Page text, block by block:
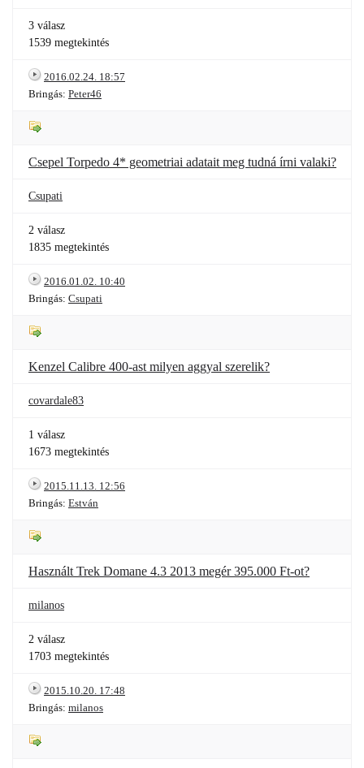
3 válasz
1539 megtekintés
2016.02.24. 18:57
Bringás: Peter46
Csepel Torpedo 4* geometriai adatait meg tudná írni valaki?
Csupati
2 válasz
1835 megtekintés
2016.01.02. 10:40
Bringás: Csupati
Kenzel Calibre 400-ast milyen aggyal szerelik?
covardale83
1 válasz
1673 megtekintés
2015.11.13. 12:56
Bringás: Estván
Használt Trek Domane 4.3 2013 megér 395.000 Ft-ot?
milanos
2 válasz
1703 megtekintés
2015.10.20. 17:48
Bringás: milanos